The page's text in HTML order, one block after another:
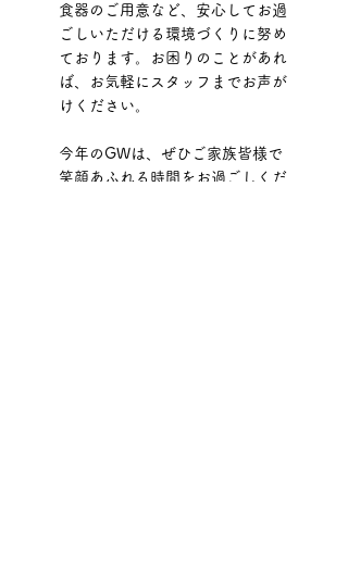
食器のご用意など、安心してお過
ごしいただける環境づくりに努め
ております。お困りのことがあれ
ば、お気軽にスタッフまでお声が
けください。
今年のGWは、ぜひご家族皆様で
笑顔あふれる時間をお過ごしくだ